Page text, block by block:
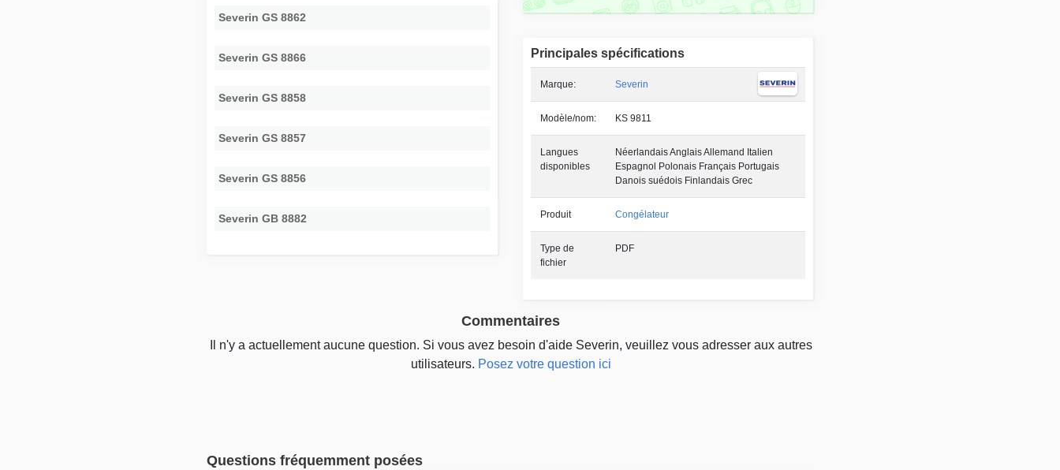
Principales spécifications
Marque: Severin
Modèle/nom: KS 9811
Langues
disponibles
Néerlandais Anglais Allemand Italien
Espagnol Polonais Français Portugais
Danois suédois Finlandais Grec
Produit Congélateur
Type de
fichier
PDF
Severin GS 8862
Severin GS 8866
Severin GS 8858
Severin GS 8857
Severin GS 8856
Severin GB 8882
Commentaires
Il n'y a actuellement aucune question. Si vous avez besoin d'aide Severin, veuillez vous adresser aux autres
utilisateurs. Posez votre question ici
Questions fréquemment posées